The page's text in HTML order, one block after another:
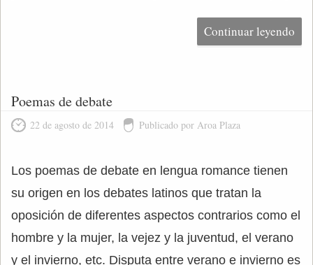
Continuar leyendo
Poemas de debate
22 de agosto de 2014 Publicado por Aroa Plaza
Los poemas de debate en lengua romance tienen
su origen en los debates latinos que tratan la
oposición de diferentes aspectos contrarios como el
hombre y la mujer, la vejez y la juventud, el verano
y el invierno, etc. Disputa entre verano e invierno es